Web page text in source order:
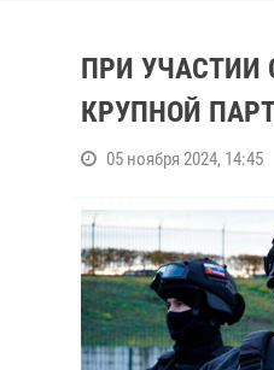
ПРИ УЧАСТИИ
КРУПНОЙ
05 ноября 2024, 14:45